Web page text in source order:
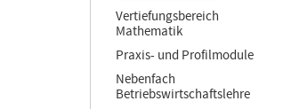
Vertiefungsbereich
Mathematik
Praxis- und Profilmodule
Nebenfach
Betriebswirtschaftslehre